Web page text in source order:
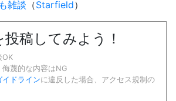
雑談 （Starfield）
稿してみよう！
OK
蔑的な内容はNG
イドラインに違反した場合、アクセス規制の